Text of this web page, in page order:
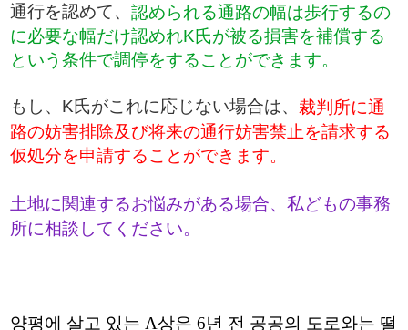
通行を認めて、認められる通路の幅は歩行するの
に必要な幅だけ認めれK氏が被る損害を補償する
という条件で調停をすることができます。
もし、K氏がこれに応じない場合は、 裁判所に通
路の妨害排除及び将来の通行妨害禁止を請求する
仮処分を申請することができます。
土地に関連するお悩みがある場合、私どもの事務
所に相談してください。
양평에 살고 있는A상은6년 전 공공의 도로와는 떨